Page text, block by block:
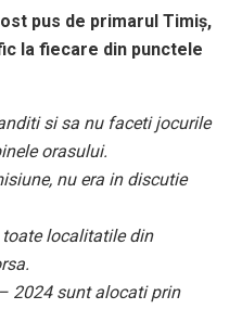
pus de primarul Timiș,
la fiecare din punctele
si sa nu faceti jocurile
orasului.
nu era in discutie
localitatile din
2024 sunt alocati prin